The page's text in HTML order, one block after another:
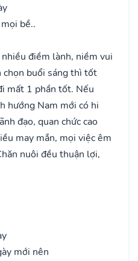
bề..
điềm lành, niềm vui
chọn buổi sáng thì tốt
mất 1 phần tốt. Nếu
hướng Nam mới có hi
đạo, quan chức cao
may mắn, mọi việc êm
nuôi đều thuận lợi,
mới nên